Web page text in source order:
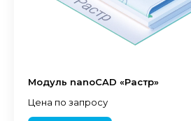
Модуль nanoCAD «Растр»
Цена по запросу